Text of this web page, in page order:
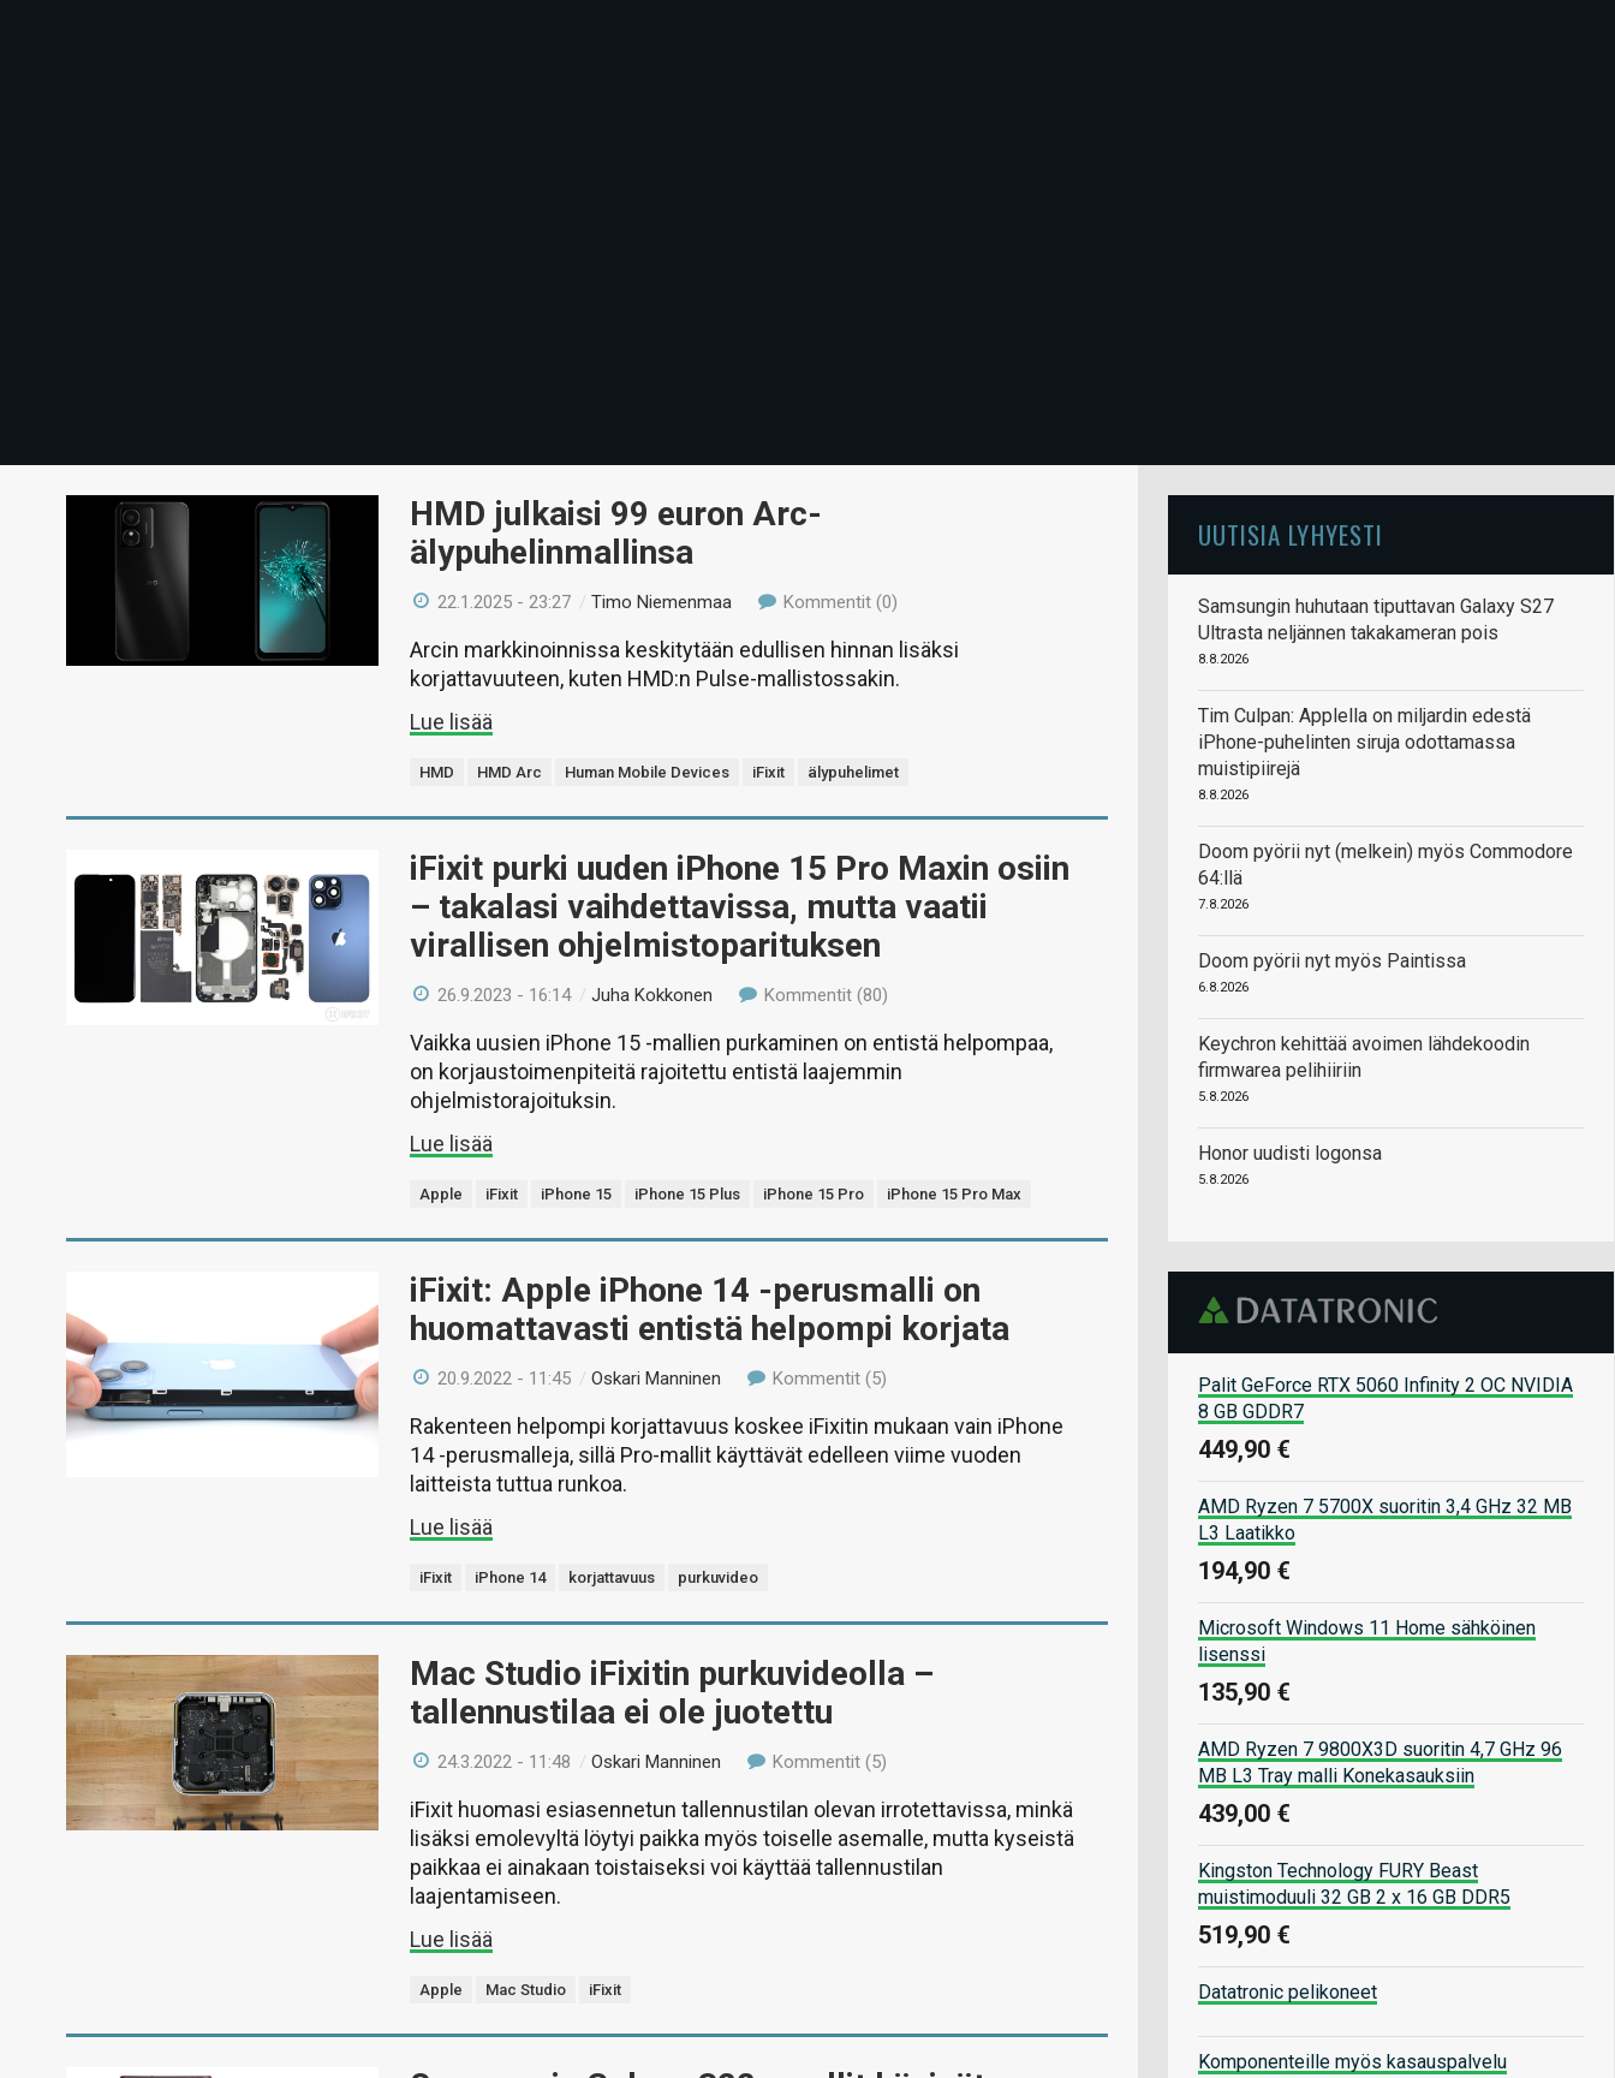
HMD julkaisi 99 euron Arc-
älypuhelinmallinsa
22.1.2025 - 23:27 /Timo Niemenmaa Kommentit (0)
Arcin markkinoinnissa keskitytään edullisen hinnan lisäksi
korjattavuuteen, kuten HMD:n Pulse-mallistossakin.
Lue lisää
HMD HMD Arc Human Mobile Devices iFixit älypuhelimet
iFixit purki uuden iPhone 15 Pro Maxin osiin
– takalasi vaihdettavissa, mutta vaatii
virallisen ohjelmistoparituksen
26.9.2023 - 16:14 /Juha Kokkonen Kommentit (80)
Vaikka uusien iPhone 15 -mallien purkaminen on entistä helpompaa,
on korjaustoimenpiteitä rajoitettu entistä laajemmin
ohjelmistorajoituksin.
Lue lisää
Apple iFixit iPhone 15 iPhone 15 Plus iPhone 15 Pro iPhone 15 Pro Max
iFixit: Apple iPhone 14 -perusmalli on
huomattavasti entistä helpompi korjata
20.9.2022 - 11:45 /Oskari Manninen Kommentit (5)
Rakenteen helpompi korjattavuus koskee iFixitin mukaan vain iPhone
14 -perusmalleja, sillä Pro-mallit käyttävät edelleen viime vuoden
laitteista tuttua runkoa.
Lue lisää
iFixit iPhone 14 korjattavuus purkuvideo
Mac Studio iFixitin purkuvideolla –
tallennustilaa ei ole juotettu
24.3.2022 - 11:48 /Oskari Manninen Kommentit (5)
iFixit huomasi esiasennetun tallennustilan olevan irrotettavissa, minkä
lisäksi emolevyltä löytyi paikka myös toiselle asemalle, mutta kyseistä
paikkaa ei ainakaan toistaiseksi voi käyttää tallennustilan
laajentamiseen.
Lue lisää
Apple Mac Studio iFixit
UUTISIA LYHYESTI
Samsungin huhutaan tiputtavan Galaxy S27
Ultrasta neljännen takakameran pois
8.8.2026
Tim Culpan: Applella on miljardin edestä
iPhone-puhelinten siruja odottamassa
muistipiirejä
8.8.2026
Doom pyörii nyt (melkein) myös Commodore
64:llä
7.8.2026
Doom pyörii nyt myös Paintissa
6.8.2026
Keychron kehittää avoimen lähdekoodin
firmwarea pelihiiriin
5.8.2026
Honor uudisti logonsa
5.8.2026
Palit GeForce RTX 5060 Infinity 2 OC NVIDIA
8 GB GDDR7
449,90 €
AMD Ryzen 7 5700X suoritin 3,4 GHz 32 MB
L3 Laatikko
194,90 €
Microsoft Windows 11 Home sähköinen
lisenssi
135,90 €
AMD Ryzen 7 9800X3D suoritin 4,7 GHz 96
MB L3 Tray malli Konekasauksiin
439,00 €
Kingston Technology FURY Beast
muistimoduuli 32 GB 2 x 16 GB DDR5
519,90 €
Datatronic pelikoneet
Komponenteille myös kasauspalvelu